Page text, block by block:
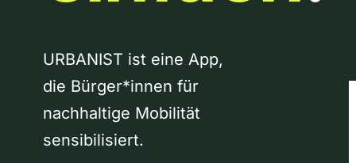
URBANIST ist eine App,
die Bürger*innen für
nachhaltige Mobilität
sensibilisiert.